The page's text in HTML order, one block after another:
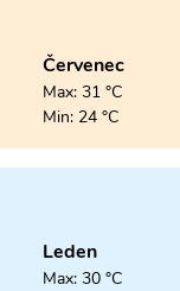
Červenec
Max: 31 °C
Min: 24 °C
Leden
Max: 30 °C